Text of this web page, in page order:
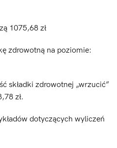
1075,68 zł
zdrowotną na poziomie:
składki zdrowotnej „wrzucić”
zł.
dotyczących wyliczeń